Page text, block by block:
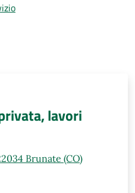
lavori
Brunate (CO)